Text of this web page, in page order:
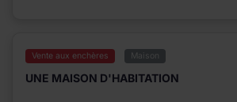
Vente aux enchères Maison
UNE MAISON D'HABITATION